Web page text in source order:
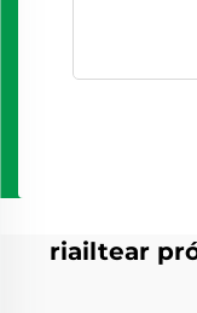
riailtear